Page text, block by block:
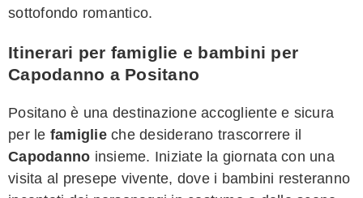
sottofondo romantico.
Itinerari per famiglie e bambini per
Capodanno a Positano
Positano è una destinazione accogliente e sicura
per le famiglieche desiderano trascorrere il
Capodanno insieme. Iniziate la giornata con una
visita al presepe vivente, dove i bambini resteranno